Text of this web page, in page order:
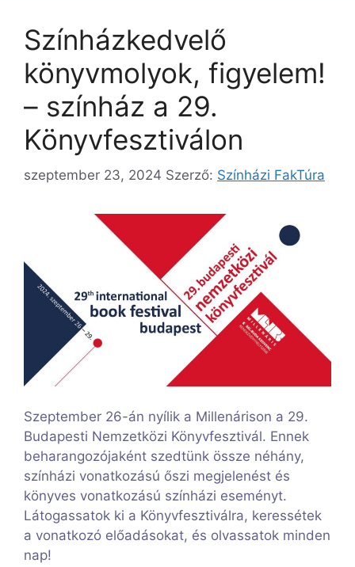
Színházkedvelő
könyvmolyok, figyelem!
– színház a 29.
Könyvfesztiválon
szeptember 23, 2024 Szerző: Színházi FakTúra
Szeptember 26-án nyílik a Millenárison a 29.
Budapesti Nemzetközi Könyvfesztivál. Ennek
beharangozójaként szedtünk össze néhány,
színházi vonatkozású őszi megjelenést és
könyves vonatkozású színházi eseményt.
Látogassatok ki a Könyvfesztiválra, keressétek
a vonatkozó előadásokat, és olvassatok minden
nap!